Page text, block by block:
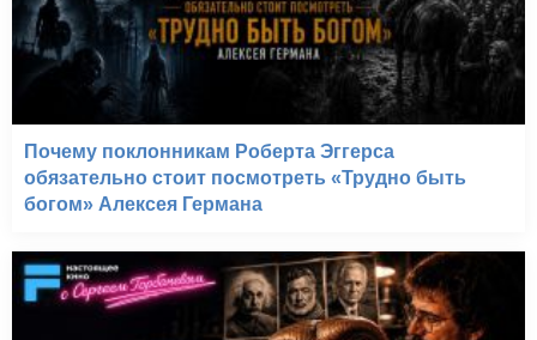
Почему поклонникам Роберта Эггерса
обязательно стоит посмотреть «Трудно быть
богом» Алексея Германа